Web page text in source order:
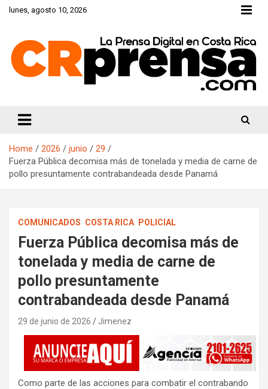
Skiplunes, agosto 10, 2026
Home 2026 junio
29
Fuerza Pública decomisa más de tonelada y media de carne de
pollo presuntamente contrabandeada desde Panamá
COMUNICADOS COSTA RICA POLICIAL
Fuerza Pública decomisa más de
tonelada y media de carne de
pollo presuntamente
contrabandeada desde Panamá
29 de junio de 2026 Jimenez
Como parte de las acciones para combatir el contrabando